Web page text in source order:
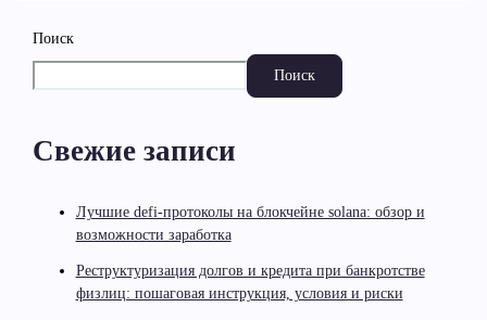
Поиск
Поиск
Свежие записи
Лучшие defi-протоколы на блокчейне solana: обзор и
возможности заработка
Реструктуризация долгов и кредита при банкротстве
физлиц: пошаговая инструкция, условия и риски